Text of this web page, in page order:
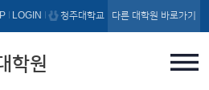
문 바로가기
학원
LOGIN 청주대학교 다른 대학원 바로가기